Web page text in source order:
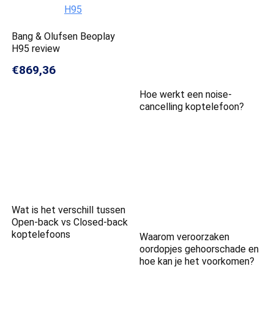
Bang & Olufsen Beoplay
H95 review
€869,36
Hoe werkt een noise-
cancelling koptelefoon?
Wat is het verschill tussen
Open-back vs Closed-back
koptelefoons
Waarom veroorzaken
oordopjes gehoorschade en
hoe kan je het voorkomen?